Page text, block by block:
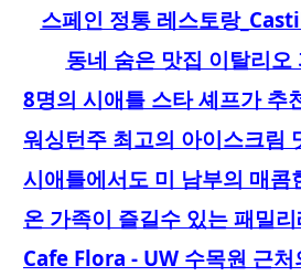
스페인 정통 레스토랑
동네 숨은 맛집 이탈리오